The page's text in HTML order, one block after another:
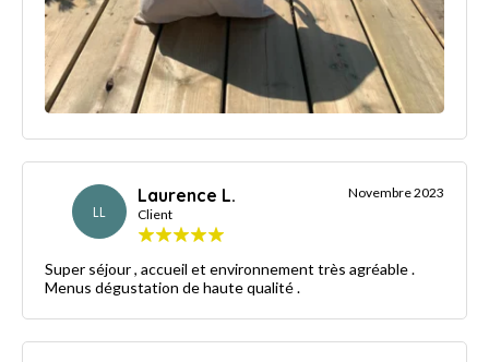
LL
Laurence L.
Client
Novembre 2023
Super séjour , accueil et environnement très agréable .
Menus dégustation de haute qualité .